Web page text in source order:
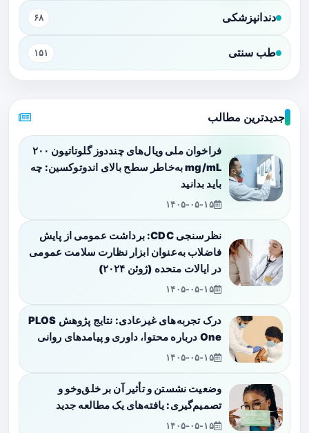
دندانپزشکی ۶۸
طب سنتی ۱۵۱
جدیدترین مطالب
فراخوان ملی ویال‌های چنددوز گلوتاتیون ۲۰۰
mg/mL به‌خاطر سطح بالای اندوتوکسین: چه
باید بدانید
۱۴۰۵-۰۵-۱۵
نظرسنجی CDC: برداشت عمومی از پایش
فاضلاب به‌عنوان ابزار نظارت سلامت عمومی
در ایالات متحده (ژوئن ۲۰۲۴)
۱۴۰۵-۰۵-۱۵
درک تجربه‌های غیرعادی: نتایج پژوهش PLOS
One درباره محتوا، داوری و پیامدهای روانی
۱۴۰۵-۰۵-۱۵
وضعیت نشستن و تأثیر آن بر خلق‌وخو و
تصمیم‌گیری: یافته‌های یک مطالعه جدید
۱۴۰۵-۰۵-۱۵